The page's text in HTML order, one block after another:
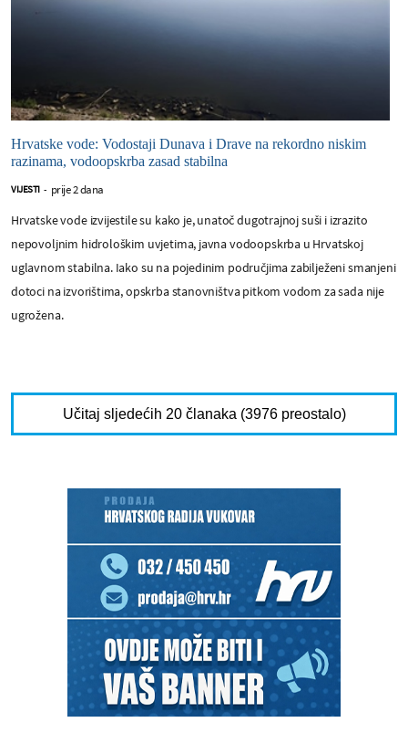
Hrvatske vode: Vodostaji Dunava i Drave na rekordno niskim
razinama, vodoopskrba zasad stabilna
VIJESTI - prije 2 dana
Hrvatske vode izvijestile su kako je, unatoč dugotrajnoj suši i izrazito
nepovoljnim hidrološkim uvjetima, javna vodoopskrba u Hrvatskoj
uglavnom stabilna. Iako su na pojedinim područjima zabilježeni smanjeni
dotoci na izvorištima, opskrba stanovništva pitkom vodom za sada nije
ugrožena.
Učitaj sljedećih 20 članaka (3976 preostalo)